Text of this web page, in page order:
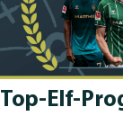
Top-Elf-